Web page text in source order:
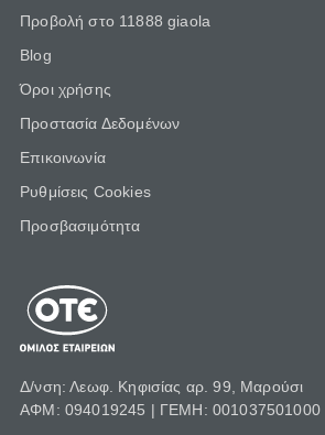
Προβολή στο 11888 giaola
Blog
Όροι χρήσης
Προστασία Δεδομένων
Επικοινωνία
Ρυθμίσεις Cookies
Προσβασιμότητα
Δ/νση: Λεωφ. Κηφισίας αρ. 99, Μαρούσι
ΑΦΜ: 094019245 | ΓΕΜΗ: 001037501000